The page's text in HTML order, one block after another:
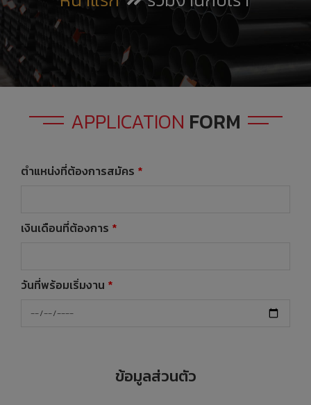
APPLICATION FORM
ตำแหน่งที่ต้องการสมัคร *
เงินเดือนที่ต้องการ *
วันที่พร้อมเริ่มงาน *
ข้อมูลส่วนตัว